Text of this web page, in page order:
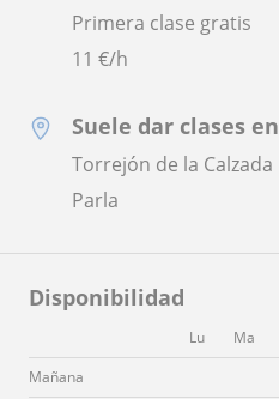
Primera clase gratis
11 €/h
Suele dar clases en
Torrejón de la Calzada
Parla
Disponibilidad
Lu Ma
Mañana